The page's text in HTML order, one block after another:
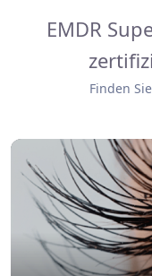
EMDR
Finden